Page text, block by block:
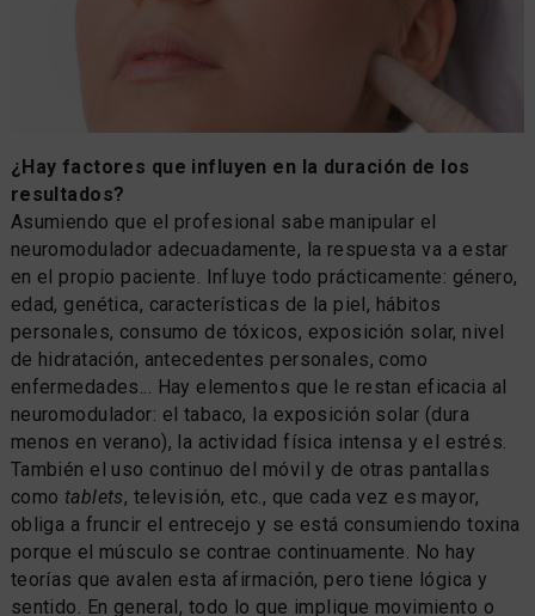
¿Hay factores que influyen en la duración de los
resultados?
Asumiendo que el profesional sabe manipular el
neuromodulador adecuadamente, la respuesta va a estar
en el propio paciente. Influye todo prácticamente: género,
edad, genética, características de la piel, hábitos
personales, consumo de tóxicos, exposición solar, nivel
de hidratación, antecedentes personales, como
enfermedades... Hay elementos que le restan eficacia al
neuromodulador: el tabaco, la exposición solar (dura
menos en verano), la actividad física intensa y el estrés.
También el uso continuo del móvil y de otras pantallas
como tablets, televisión, etc., que cada vez es mayor,
obliga a fruncir el entrecejo y se está consumiendo toxina
porque el músculo se contrae continuamente. No hay
teorías que avalen esta afirmación, pero tiene lógica y
sentido. En general, todo lo que implique movimiento o